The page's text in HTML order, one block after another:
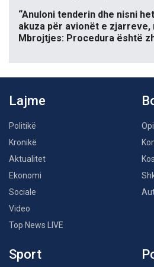
“Anuloni tenderin dhe nisni
akuza për avionët e
Mbrojtjes: Procedura është
Lajme
Politikë
Kronikë
Aktualitet
Ekonomi
Sociale
Video
Top News LIVE
Sport